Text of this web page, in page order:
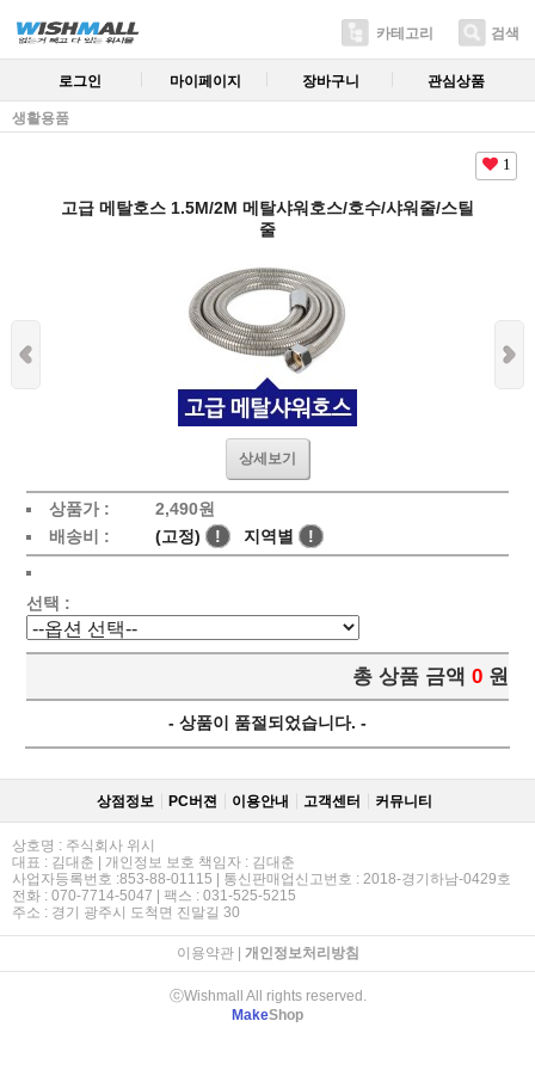
카테고리 검색
로그인 마이페이지 장바구니 관심상품
생활용품
1
고급 메탈호스 1.5M/2M 메탈샤워호스/호수/샤워줄/스틸
줄
상세보기
상품가 :
2,490원
배송비 :
(고정) ! 지역별 !
선택 :
총 상품 금액 0 원
- 상품이 품절되었습니다. -
상점정보 PC버젼 이용안내 고객센터 커뮤니티
상호명 : 주식회사 위시
대표 : 김대춘 | 개인정보 보호 책임자 : 김대춘
사업자등록번호 :853-88-01115 | 통신판매업신고번호 : 2018-경기하남-0429호
전화 : 070-7714-5047 | 팩스 : 031-525-5215
주소 : 경기 광주시 도척면 진말길 30
이용약관| 개인정보처리방침
ⓒWishmall All rights reserved.
MakeShop